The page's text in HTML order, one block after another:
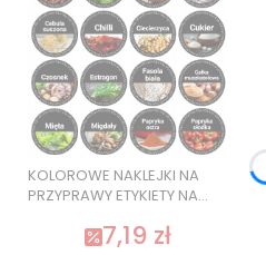
KOLOROWE NAKLEJKI NA
PRZYPRAWY ETYKIETY NA
JAKOŚĆ
7,19 zł